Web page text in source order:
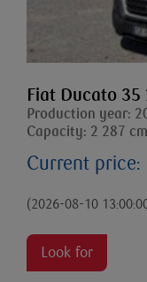
Fiat Ducato 35
Production year:
Capacity: 2 287 cm
Current price:
(2026-08-10
Look for